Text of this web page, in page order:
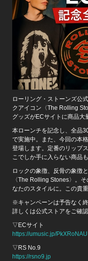
ローリング・ストーンズ公
クアイコン〈The Rolling
グッズがECサイトに商品大
本ローンチを記念し、全品
で実施中。また、今回の本
登場します。定番のリップ
こでしか手に入らない商品
ロックの象徴、反骨の象徴
〈The Rolling Stones〉。
なたのスタイルに。この貴
※キャンペーンは予告なく
詳しくは公式ストアをご確認
▽ECサイト
https://umusic.jp/PkXRoNAU
▽RS No.9
https://rsno9.jp